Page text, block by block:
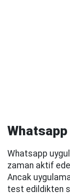
Whatsapp
zaman aktif
Ancak
test edildikten